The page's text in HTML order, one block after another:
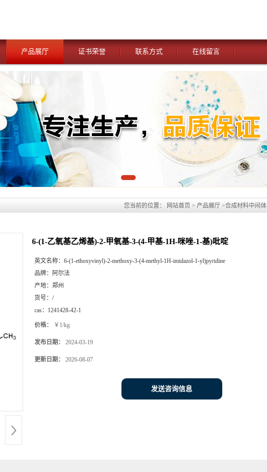
产品展厅 证书荣誉 联系方式 在线留言
您当前的位置： 网站首页 > 产品展厅 >合成材料中间体
6-(1-乙氧基乙烯基)-2-甲氧基-3-(4-甲基-1H-咪唑-1-基)吡啶
英文名称： 6-(1-ethoxyvinyl)-2-methoxy-3-(4-methyl-1H-imidazol-1-yl)pyridine
品牌：
阿尔法
产地： 郑州
货号： /
cas： 1241428-42-1
价格： ￥1/kg
发布日期： 2024-03-19
更新日期： 2026-08-07
发送咨询信息